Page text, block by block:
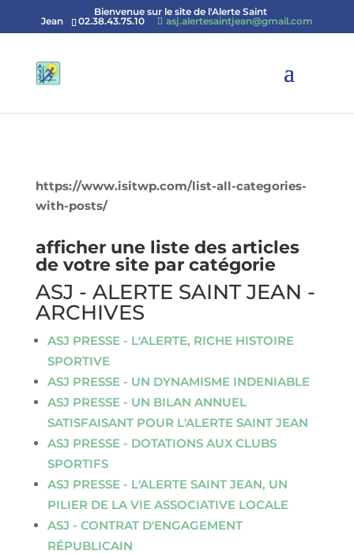
Bienvenue sur le site de l'Alerte Saint
Jean
02.38.43.75.10 asj.alertesaintjean@gmail.com
https://www.isitwp.com/list-all-categories-
with-posts/
afficher une liste des articles
de votre site par catégorie
ASJ - ALERTE SAINT JEAN -
ARCHIVES
ASJ PRESSE - L'ALERTE, RICHE HISTOIRE
SPORTIVE
ASJ PRESSE - UN DYNAMISME INDENIABLE
ASJ PRESSE - UN BILAN ANNUEL
SATISFAISANT POUR L'ALERTE SAINT JEAN
ASJ PRESSE - DOTATIONS AUX CLUBS
SPORTIFS
ASJ PRESSE - L'ALERTE SAINT JEAN, UN
PILIER DE LA VIE ASSOCIATIVE LOCALE
ASJ - CONTRAT D'ENGAGEMENT
RÉPUBLICAIN